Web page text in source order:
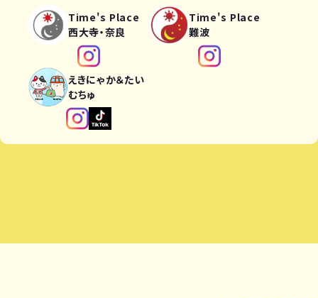
Time's Place
西大寺・奈良
Time's Place
難波
えきにゃか＆たい
むちゅ